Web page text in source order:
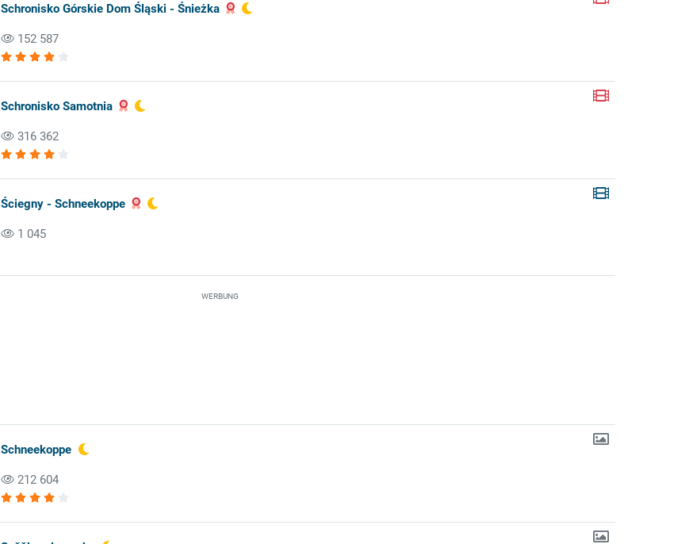
Schronisko Górskie Dom Śląski - Śnieżka
152 587
Schronisko Samotnia
316 362
Ściegny - Schneekoppe
1 045
WERBUNG
Schneekoppe
212 604